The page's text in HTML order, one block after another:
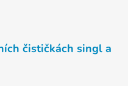
čističkách singl a